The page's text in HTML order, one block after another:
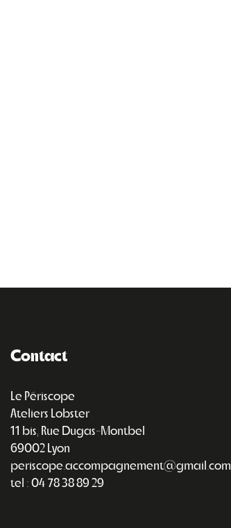
Contact
Le Périscope
Ateliers Lobster
11 bis, Rue Dugas-Montbel
69002 Lyon
periscope.accompagnement@gmail.com
tel : 04 78 38 89 29